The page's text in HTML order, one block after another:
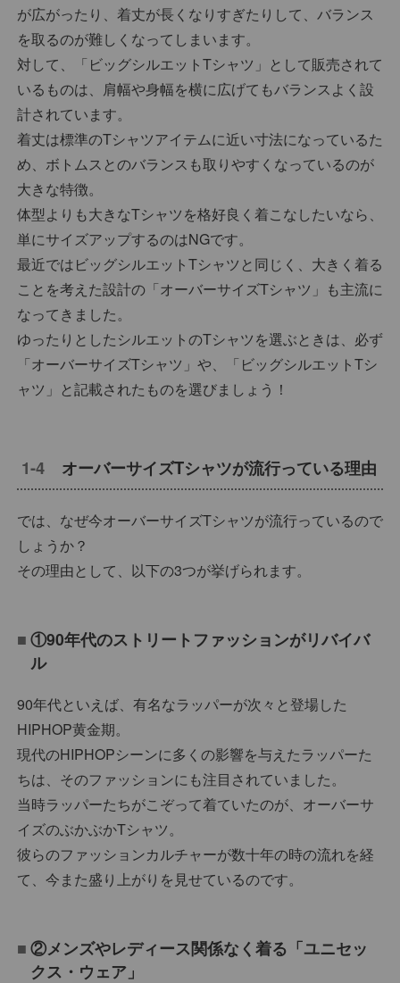
が広がったり、着丈が長くなりすぎたりして、バランス
を取るのが難しくなってしまいます。
対して、「ビッグシルエットTシャツ」として販売されて
いるものは、肩幅や身幅を横に広げてもバランスよく設
計されています。
着丈は標準のTシャツアイテムに近い寸法になっているた
め、ボトムスとのバランスも取りやすくなっているのが
大きな特徴。
体型よりも大きなTシャツを格好良く着こなしたいなら、
単にサイズアップするのはNGです。
最近ではビッグシルエットTシャツと同じく、大きく着る
ことを考えた設計の「オーバーサイズTシャツ」も主流に
なってきました。
ゆったりとしたシルエットのTシャツを選ぶときは、必ず
「オーバーサイズTシャツ」や、「ビッグシルエットTシ
ャツ」と記載されたものを選びましょう！
オーバーサイズTシャツが流行っている理由
では、なぜ今オーバーサイズTシャツが流行っているので
しょうか？
その理由として、以下の3つが挙げられます。
①90年代のストリートファッションがリバイバ
ル
90年代といえば、有名なラッパーが次々と登場した
HIPHOP黄金期。
現代のHIPHOPシーンに多くの影響を与えたラッパーた
ちは、そのファッションにも注目されていました。
当時ラッパーたちがこぞって着ていたのが、オーバーサ
イズのぶかぶかTシャツ。
彼らのファッションカルチャーが数十年の時の流れを経
て、今また盛り上がりを見せているのです。
②メンズやレディース関係なく着る「ユニセッ
クス・ウェア」